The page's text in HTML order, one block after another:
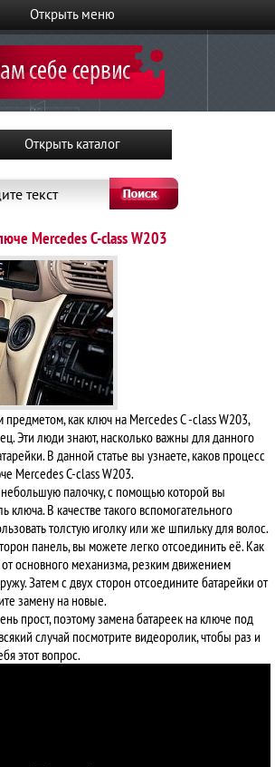
текст
Mercedes C-сlass W203
как ключ на Mercedes C -сlass W203,
Эти люди знают, насколько важны для данного
В данной статье вы узнаете, каков процесс
Mercedes C-сlass W203.
палочку, с помощью которой вы
ключа. В качестве такого вспомогательного
толстую иголку или же шпильку для волос.
панель, вы можете легко отсоединить её. Как
основного механизма, резким движением
Затем с двух сторон отсоедините батарейки от
замену на новые.
прост, поэтому замена батареек на ключе под
случай посмотрите видеоролик, чтобы раз и
этот вопрос.